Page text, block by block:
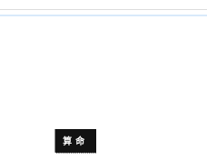
算命